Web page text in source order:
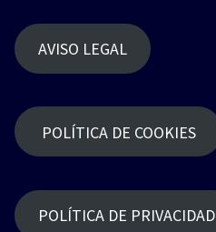
AVISO LEGAL
POLÍTICA DE COOKIES
POLÍTICA DE PRIVACIDAD